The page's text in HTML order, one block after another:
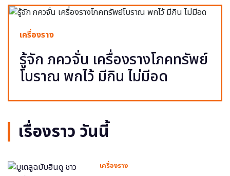
เครื่องราง
รู้จัก ภควจั่น เครื่องรางโภคทรัพย์
โบราณ พกไว้ มีกิน ไม่มีอด
เรื่องราว วันนี้
เครื่องราง